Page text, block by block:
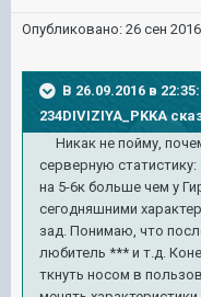
Опубликовано: 26 сен
В 26.09.2016 в
234DIVIZIYA_PKKA
Никак не пойму,
серверную статистику:
на 5-6к больше чем у
сегодняшними
зад. Понимаю, что
любитель *** и т.д.
ткнуть носом в